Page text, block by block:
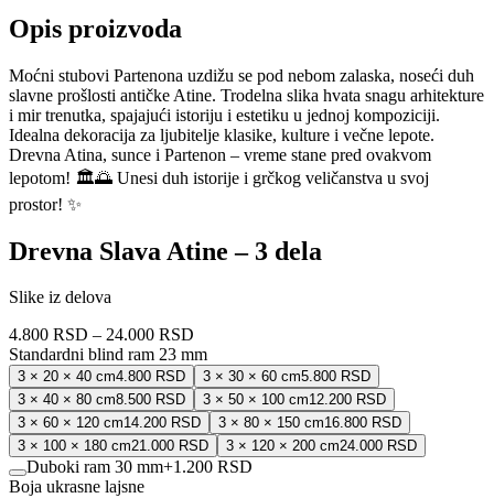
Opis proizvoda
Moćni stubovi Partenona uzdižu se pod nebom zalaska, noseći duh
slavne prošlosti antičke Atine. Trodelna slika hvata snagu arhitekture
i mir trenutka, spajajući istoriju i estetiku u jednoj kompoziciji.
Idealna dekoracija za ljubitelje klasike, kulture i večne lepote.
Drevna Atina, sunce i Partenon – vreme stane pred ovakvom
lepotom! 🏛️🌅 Unesi duh istorije i grčkog veličanstva u svoj
prostor! ✨
Drevna Slava Atine – 3 dela
Slike iz delova
4.800 RSD – 24.000 RSD
Standardni blind ram 23 mm
3 × 20 × 40 cm4.800 RSD 3 × 30 × 60 cm5.800 RSD
3 × 40 × 80 cm8.500 RSD 3 × 50 × 100 cm12.200 RSD
3 × 60 × 120 cm14.200 RSD 3 × 80 × 150 cm16.800 RSD
3 × 100 × 180 cm21.000 RSD 3 × 120 × 200 cm24.000 RSD
Duboki ram 30 mm+1.200 RSD
Boja ukrasne lajsne